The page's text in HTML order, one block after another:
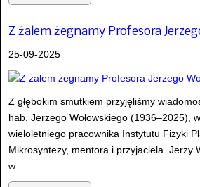
Z żalem żegnamy Profesora
25-09-2025
Z głębokim smutkiem przyjęliśmy
hab. Jerzego Wołowskiego (1936–2025),
wieloletniego pracownika Instytutu Fizyki
Mikrosyntezy, mentora i przyjaciela. Jerzy
w...